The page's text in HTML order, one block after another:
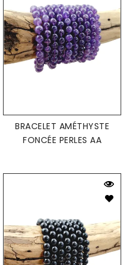
BRACELET AMÉTHYSTE
FONCÉE PERLES AA